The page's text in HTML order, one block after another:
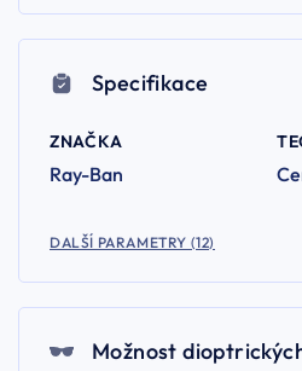
Specifikace
ZNAČKA
Ray-Ban
DALŠÍ PARAMETRY (12)
Možnost